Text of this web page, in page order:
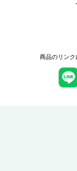
商品のリンク